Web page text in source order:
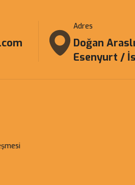
Adres
Doğan
Esenyurt /